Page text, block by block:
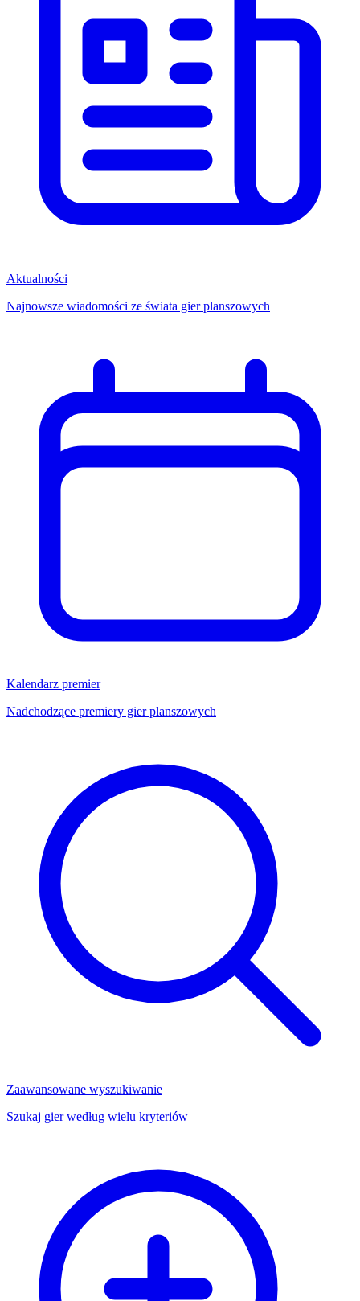
Aktualności
Najnowsze wiadomości ze świata gier planszowych
Kalendarz premier
Nadchodzące premiery gier planszowych
Zaawansowane wyszukiwanie
Szukaj gier według wielu kryteriów